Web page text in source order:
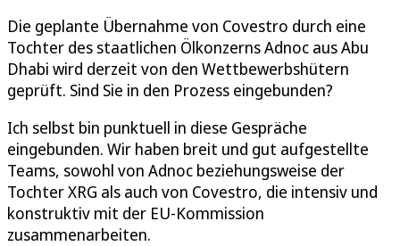
Die geplante Übernahme von Covestro durch eine
Tochter des staatlichen Ölkonzerns Adnoc aus Abu
Dhabi wird derzeit von den Wettbewerbshütern
geprüft. Sind Sie in den Prozess eingebunden?
Ich selbst bin punktuell in diese Gespräche
eingebunden. Wir haben breit und gut aufgestellte
Teams, sowohl von Adnoc beziehungsweise der
Tochter XRG als auch von Covestro, die intensiv und
konstruktiv mit der EU-Kommission
zusammenarbeiten.